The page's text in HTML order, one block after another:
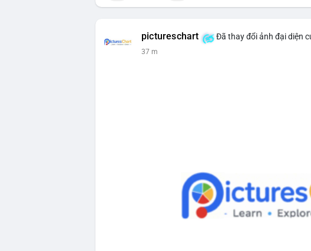
động thái này có thể là bước khởi đầu cho việc gom
nhận khiến thị trường dễ phản ứng thận trọng, tạo
dòng tiền này đổ vào sàn.
pictureschart Đã thay đổi ảnh đại diện
37 m